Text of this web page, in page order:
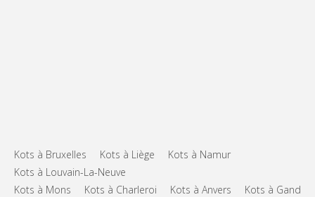
Kots à Bruxelles Kots à Liège
Kots à Namur
Kots à Louvain-La-Neuve
Kots à Mons
Kots à Charleroi Kots à Anvers Kots à Gand